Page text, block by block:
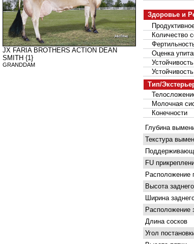
JX FARIA BROTHERS ACTION DEAN
SMITH {1}
GRANDDAM
Здоровье и
Количество
Оценка
Устойчивость
Устойчивость
Тип/
Молочная
Конечности
Глубина
Текстура
FU
Расположение
Высота
Ширина
Расположение
Длина сосков
Угол